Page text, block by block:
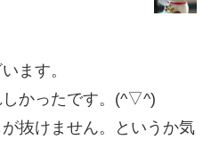
ます。
かったです。(^▽^)
抜けません。というか気